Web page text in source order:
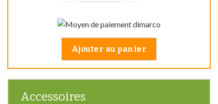
Ajouter au panier
Accessoires